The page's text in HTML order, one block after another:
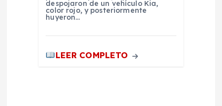
despojaron de un vehículo Kia,
color rojo, y posteriormente
huyeron…
LEER COMPLETO